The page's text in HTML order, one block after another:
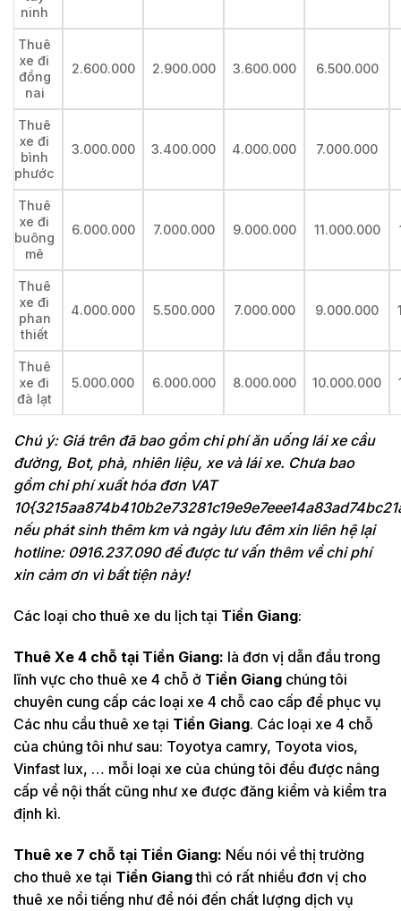
ninh
Thuê
xe đi
đồng
nai
2.600.000 2.900.000 3.600.000 6.500.000
Thuê
xe đi
bình
phước
3.000.000 3.400.000 4.000.000 7.000.000
Thuê
xe đi
buông
mê
6.000.000 7.000.000 9.000.000 11.000.000
Thuê
xe đi
phan
thiết
4.000.000 5.500.000 7.000.000 9.000.000
Thuê
xe đi
đà lạt
5.000.000 6.000.000 8.000.000 10.000.000
Chú ý: Giá trên đã bao gồm chi phí ăn uống lái xe cầu
đường, Bot, phà, nhiên liệu, xe và lái xe. Chưa bao
gồm chi phí xuất hóa đơn VAT
nếu phát sinh thêm km và ngày lưu đêm xin liên hệ lại
hotline: 0916.237.090 để được tư vấn thêm về chi phí
xin cảm ơn vì bất tiện này!
Các loại cho thuê xe du lịch tại Tiền Giang:
Thuê Xe 4 chỗ tại Tiền Giang: là đơn vị dẫn đầu trong
lĩnh vực cho thuê xe 4 chỗ ở Tiền Giang chúng tôi
chuyên cung cấp các loại xe 4 chỗ cao cấp để phục vụ
Các nhu cầu thuê xe tại Tiền Giang. Các loại xe 4 chỗ
của chúng tôi như sau: Toyotya camry, Toyota vios,
Vinfast lux, … mỗi loại xe của chúng tôi đều được nâng
cấp về nội thất cũng như xe được đăng kiểm và kiểm tra
định kì.
Thuê xe 7 chỗ tại Tiền Giang: Nếu nói về thị trường
cho thuê xe tại Tiền Giangthì có rất nhiều đơn vị cho
thuê xe nổi tiếng như để nói đến chất lượng dịch vụ